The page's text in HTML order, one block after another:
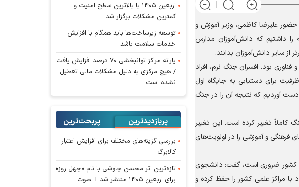
علیرضا کاظمی، وزیر آموزش و
را داشتیم که دانش‌آموزان مدارس
از سایر دانش‌آموزان بدانند.
بود. افسران جنگ نرم، افراد
برای دستیابی به جایگاه اول
علم و فناوری به دست آوردیم که نتیجه آن را در جنگ
تغییر کرده است. این تغییر
فرهنگی و آموزشی را در اولویت‌های
کشور ضروری است، گفت: دانشجوی
با مراکز علمی کشور را حفظ کرده و
اربعین ۱۴۰۵ با بالاترین سطح امنیت و
کمترین مشکلات برگزار شد
توسعه زیرساخت‌ها باید همگام با افزایش
خدمات سلامت باشد
یارانه مراکز توانبخشی ۷۰ درصد افزایش یافت
/ هیچ مرکزی به دلیل مشکلات مالی تعطیل
نشده است
پربازدیدترین پربحث‌ترین‌
بررسی گزینه‌های مختلف برای افزایش اعتبار
کالابرگ
تازه‌ترین اثر محسن چاوشی با نام «چهل روز»
برای اربعین ۱۴۰۵ منتشر شد + صوت